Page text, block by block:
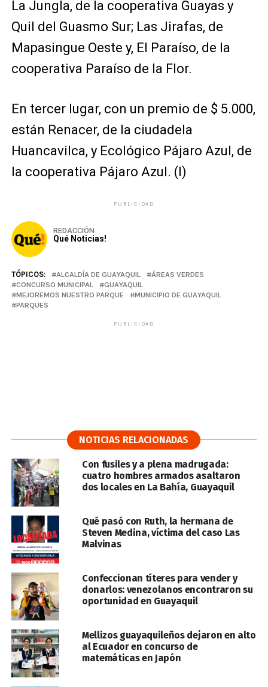
La Jungla, de la cooperativa Guayas y
Quil del Guasmo Sur; Las Jirafas, de
Mapasingue Oeste y, El Paraíso, de la
cooperativa Paraíso de la Flor.
En tercer lugar, con un premio de $ 5.000,
están Renacer, de la ciudadela
Huancavilca, y Ecológico Pájaro Azul, de
la cooperativa Pájaro Azul. (I)
PUBLICIDAD
REDACCIÓN
Qué Noticias!
TÓPICOS: ALCALDÍA DE GUAYAQUIL
ÁREAS VERDES
CONCURSO MUNICIPAL
GUAYAQUIL
MEJOREMOS NUESTRO PARQUE
MUNICIPIO DE GUAYAQUIL
PARQUES
PUBLICIDAD
NOTICIAS RELACIONADAS
Con fusiles y a plena madrugada:
cuatro hombres armados asaltaron
dos locales en La Bahía, Guayaquil
Qué pasó con Ruth, la hermana de
Steven Medina, víctima del caso Las
Malvinas
Confeccionan títeres para vender y
donarlos: venezolanos encontraron su
oportunidad en Guayaquil
Mellizos guayaquileños dejaron en alto
al Ecuador en concurso de
matemáticas en Japón